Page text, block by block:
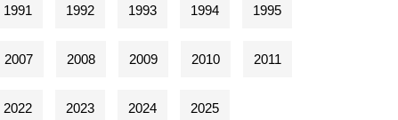
1991 1992 1993 1994 1995
2007 2008 2009 2010 2011
2022 2023 2024 2025